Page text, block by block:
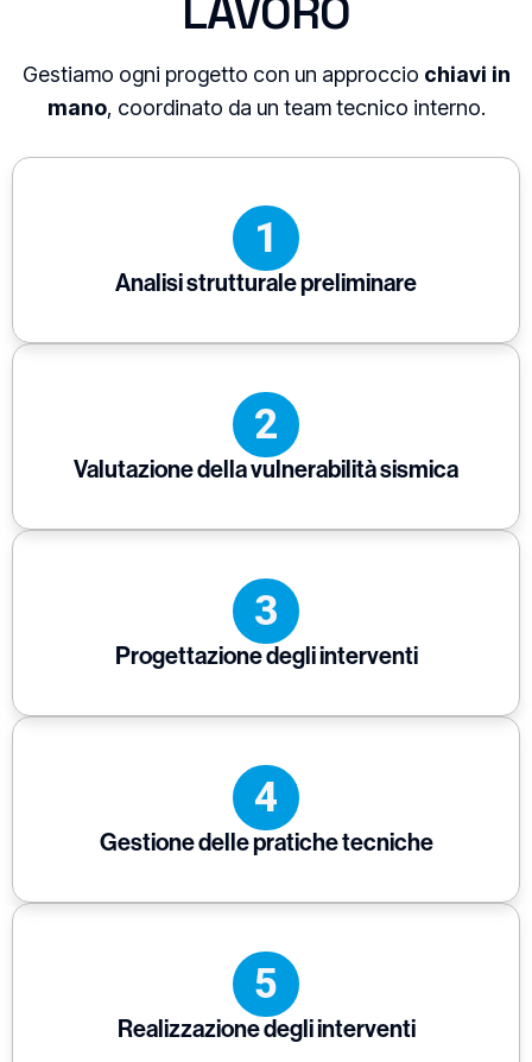
LAVORO
Gestiamo ogni progetto con un approccio chiavi in
mano, coordinato da un team tecnico interno.
1
Analisi strutturale preliminare
2
Valutazione della vulnerabilità sismica
3
Progettazione degli interventi
4
Gestione delle pratiche tecniche
5
Realizzazione degli interventi